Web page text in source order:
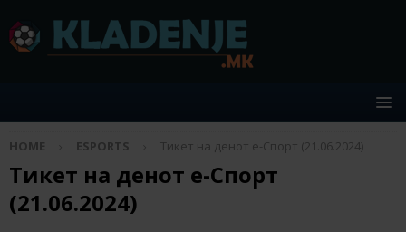
HOME ESPORTS Тикет на денот е-Спорт (21.06.2024)
Тикет на денот е-Спорт
(21.06.2024)